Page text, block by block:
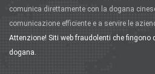
comunica direttamente con la dogana
comunicazione efficiente e a servire le
Attenzione! Siti web fraudolenti che fingono
dogana.